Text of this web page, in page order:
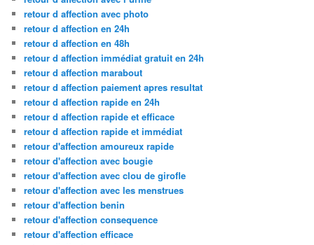
retour d affection avec photo
retour d affection en 24h
retour d affection en 48h
retour d affection immédiat gratuit en 24h
retour d affection marabout
retour d affection paiement apres resultat
retour d affection rapide en 24h
retour d affection rapide et efficace
retour d affection rapide et immédiat
retour d'affection amoureux rapide
retour d'affection avec bougie
retour d'affection avec clou de girofle
retour d'affection avec les menstrues
retour d'affection benin
retour d'affection consequence
retour d'affection efficace